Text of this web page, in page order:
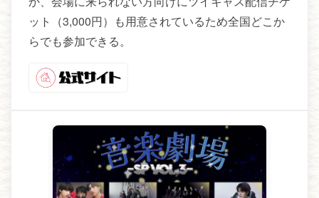
ット（3,000円）も用意されているため全国どこか
らでも参加できる。